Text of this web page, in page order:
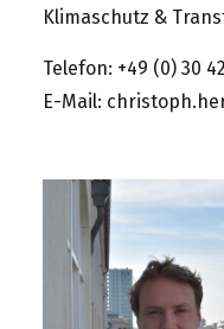
Klimaschutz &
Telefon: +49 (0) 30
E-Mail: